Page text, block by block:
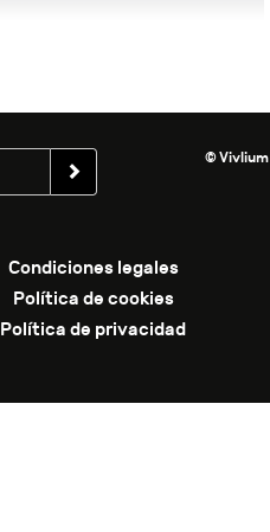
© Vivlium
Condiciones legales
Política de cookies
Política de privacidad